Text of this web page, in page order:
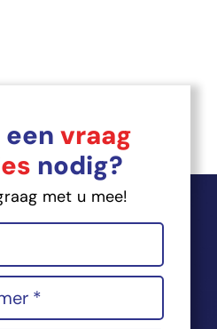
vraag
nodig?
met u mee!